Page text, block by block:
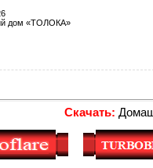
дом «ТОЛОКА»
Скачать: